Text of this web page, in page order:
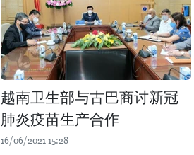
越南卫生部与古巴商讨新冠
肺炎疫苗生产合作
16/06/2021 15:28